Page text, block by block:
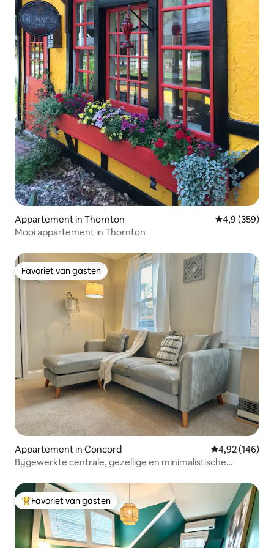
Appartement in Thornton Gemiddelde
4,9 (359)
Mooi appartement in Thornton
Favoriet van gasten
Favoriet van gasten
Appartement in Concord Gemiddelde
4,92 (146)
Bijgewerkte centrale, gezellige en minimalistische
Topfavoriet van gasten
Favoriet van gasten